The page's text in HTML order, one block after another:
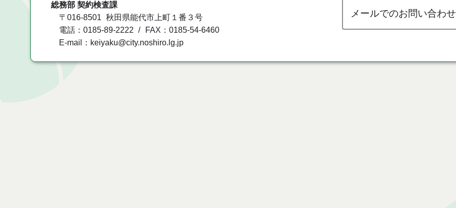
総務部 契約検査課
〒016-8501
秋田県能代市上町１番３号
電話：0185-89-2222
FAX：0185-54-6460
E-mail：keiyaku@city.noshiro.lg.jp
メールでのお問い合わせ